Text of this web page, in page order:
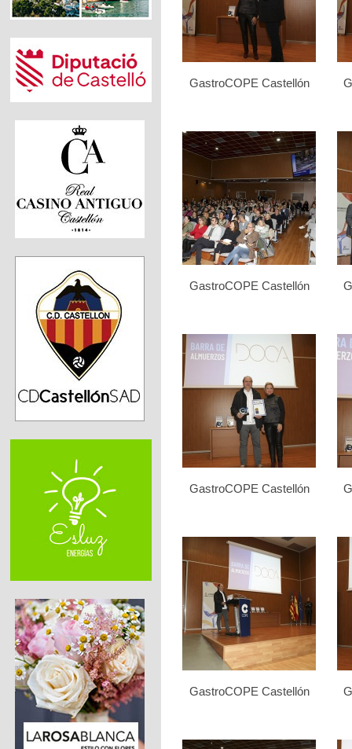
GastroCOPE Castellón
GastroCOPE Castellón
GastroCOPE Castellón
GastroCOPE Castellón